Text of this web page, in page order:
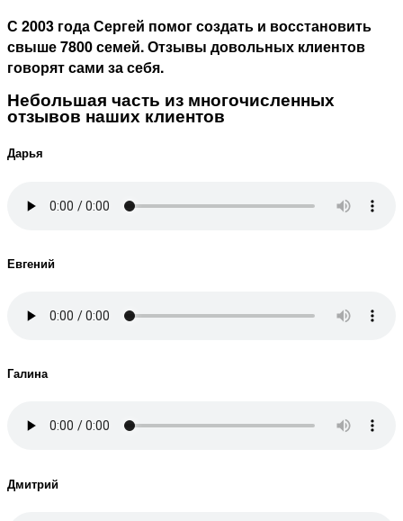
С 2003 года Сергей помог создать и восстановить
свыше 7800 семей. Отзывы довольных клиентов
говорят сами за себя.
Небольшая часть из многочисленных
отзывов наших клиентов
Дарья
Евгений
Галина
Дмитрий